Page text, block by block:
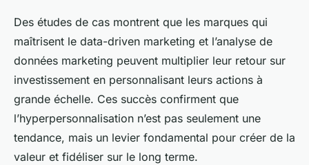
Des études de cas montrent que les marques qui
maîtrisent le data-driven marketing et l’analyse de
données marketing peuvent multiplier leur retour sur
investissement en personnalisant leurs actions à
grande échelle. Ces succès confirment que
l’hyperpersonnalisation n’est pas seulement une
tendance, mais un levier fondamental pour créer de la
valeur et fidéliser sur le long terme.